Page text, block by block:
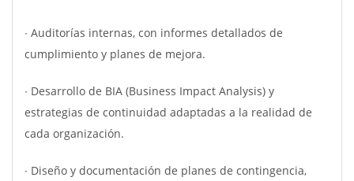
∙ Auditorías internas, con informes detallados de
cumplimiento y planes de mejora.
∙ Desarrollo de BIA (Business Impact Analysis) y
estrategias de continuidad adaptadas a la realidad de
cada organización.
∙ Diseño y documentación de planes de contingencia,